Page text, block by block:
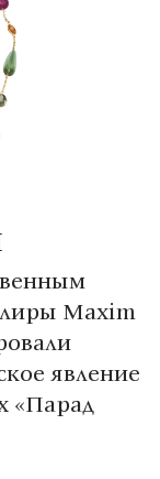
Maxim
явление
«Парад